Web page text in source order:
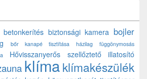
betonkerítés biztonsági kamera bojler
bőr kanapé tisztítása házilag
függönymosás
Hővisszanyerős szellőztető
illatosító
klímaklímakészülék